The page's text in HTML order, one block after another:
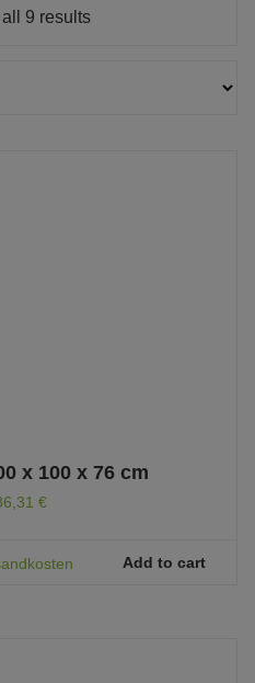
9 results
x 100 x 76 cm
€
Add to cart